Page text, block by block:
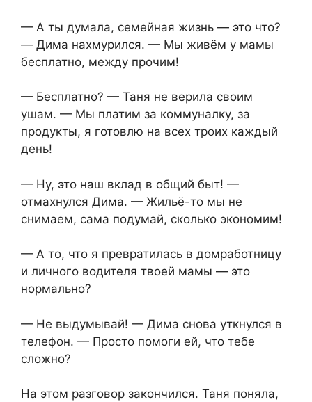
— А ты думала, семейная жизнь — это что?
— Дима нахмурился. — Мы живём у мамы
бесплатно, между прочим!
— Бесплатно? — Таня не верила своим
ушам. — Мы платим за коммуналку, за
продукты, я готовлю на всех троих каждый
день!
— Ну, это наш вклад в общий быт! —
отмахнулся Дима. — Жильё-то мы не
снимаем, сама подумай, сколько экономим!
— А то, что я превратилась в домработницу
и личного водителя твоей мамы — это
нормально?
— Не выдумывай! — Дима снова уткнулся в
телефон. — Просто помоги ей, что тебе
сложно?
На этом разговор закончился. Таня поняла,